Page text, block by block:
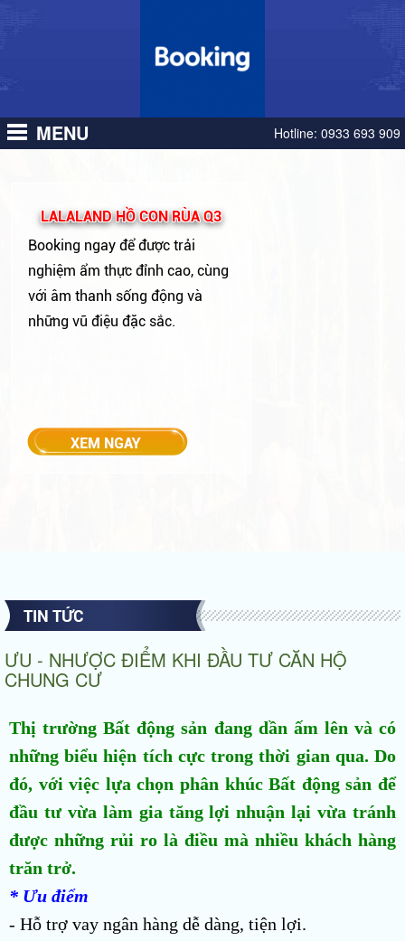
MENU Hotline: 0933 693 909
LALALAND HỒ CON RÙA Q3
Booking ngay để được trải
nghiệm ẩm thực đỉnh cao, cùng
với âm thanh sống động và
những vũ điệu đặc sắc.
TIN TỨC
ƯU - NHƯỢC ĐIỂM KHI ĐẦU TƯ CĂN HỘ
CHUNG CƯ
Thị trường Bất động sản đang dần ấm lên và có
những biểu hiện tích cực trong thời gian qua. Do
đó, với việc lựa chọn phân khúc Bất động sản để
đầu tư vừa làm gia tăng lợi nhuận lại vừa tránh
được những rủi ro là điều mà nhiều khách hàng
trăn trở.
* Ưu điểm
- Hỗ trợ vay ngân hàng dễ dàng, tiện lợi.